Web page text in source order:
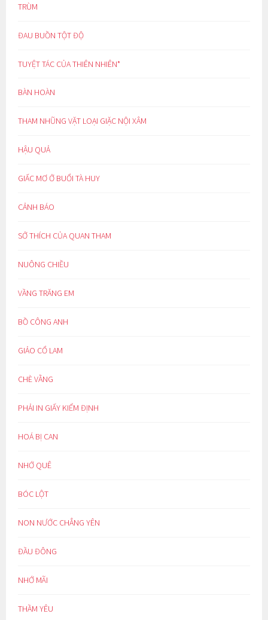
TRÙM
ĐAU BUỒN TỘT ĐỘ
TUYỆT TÁC CỦA THIÊN NHIÊN*
BÀN HOÀN
THAM NHŨNG VẶT LOẠI GIẶC NỘI XÂM
HẬU QUẢ
GIẤC MƠ Ở BUỔI TÀ HUY
CẢNH BÁO
SỞ THÍCH CỦA QUAN THAM
NUÔNG CHIỀU
VẦNG TRĂNG EM
BỒ CÔNG ANH
GIẢO CỔ LAM
CHÈ VẰNG
PHẢI IN GIẤY KIỂM ĐỊNH
HOÁ BỊ CAN
NHỚ QUÊ
BÓC LỘT
NON NƯỚC CHẲNG YÊN
ĐẦU ĐÔNG
NHỚ MÃI
THẦM YÊU